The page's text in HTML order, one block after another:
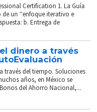
Certification 1. La Guía
de un “enfoque iterativo e
b. Entrega de
dinero a través
través del tiempo. Soluciones
años, en México se
del Ahorro Nacional,...